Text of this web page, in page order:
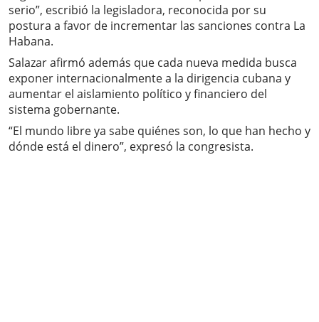
serio”, escribió la legisladora, reconocida por su
postura a favor de incrementar las sanciones contra La
Habana.
Salazar afirmó además que cada nueva medida busca
exponer internacionalmente a la dirigencia cubana y
aumentar el aislamiento político y financiero del
sistema gobernante.
“El mundo libre ya sabe quiénes son, lo que han hecho y
dónde está el dinero”, expresó la congresista.